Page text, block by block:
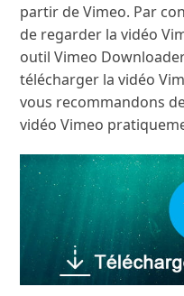
partir de Vimeo. Par
de regarder la vidéo
outil Vimeo
télécharger la vidéo
vous recommandons
vidéo Vimeo